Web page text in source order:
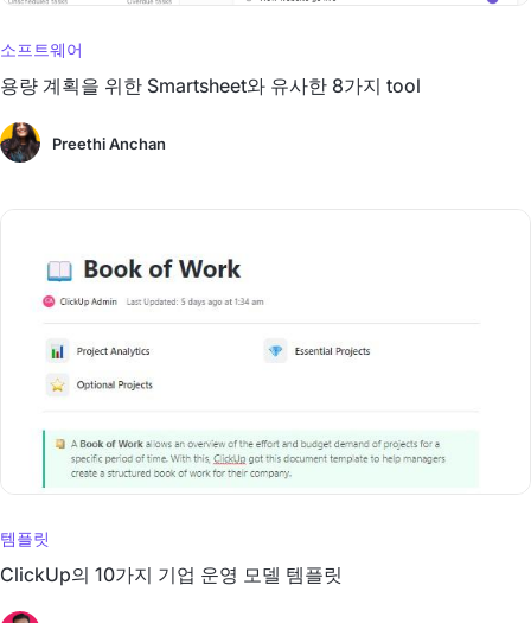
소프트웨어
용량 계획을 위한 Smartsheet와 유사한 8가지 tool
Preethi Anchan
템플릿
ClickUp의 10가지 기업 운영 모델 템플릿